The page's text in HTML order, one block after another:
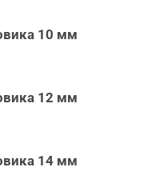
10 мм
12 мм
14 мм